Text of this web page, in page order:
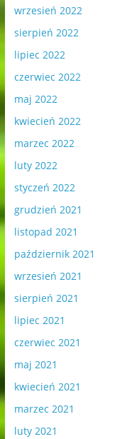
wrzesień 2022
sierpień 2022
lipiec 2022
czerwiec 2022
maj 2022
kwiecień 2022
marzec 2022
luty 2022
styczeń 2022
grudzień 2021
listopad 2021
październik 2021
wrzesień 2021
sierpień 2021
lipiec 2021
czerwiec 2021
maj 2021
kwiecień 2021
marzec 2021
luty 2021